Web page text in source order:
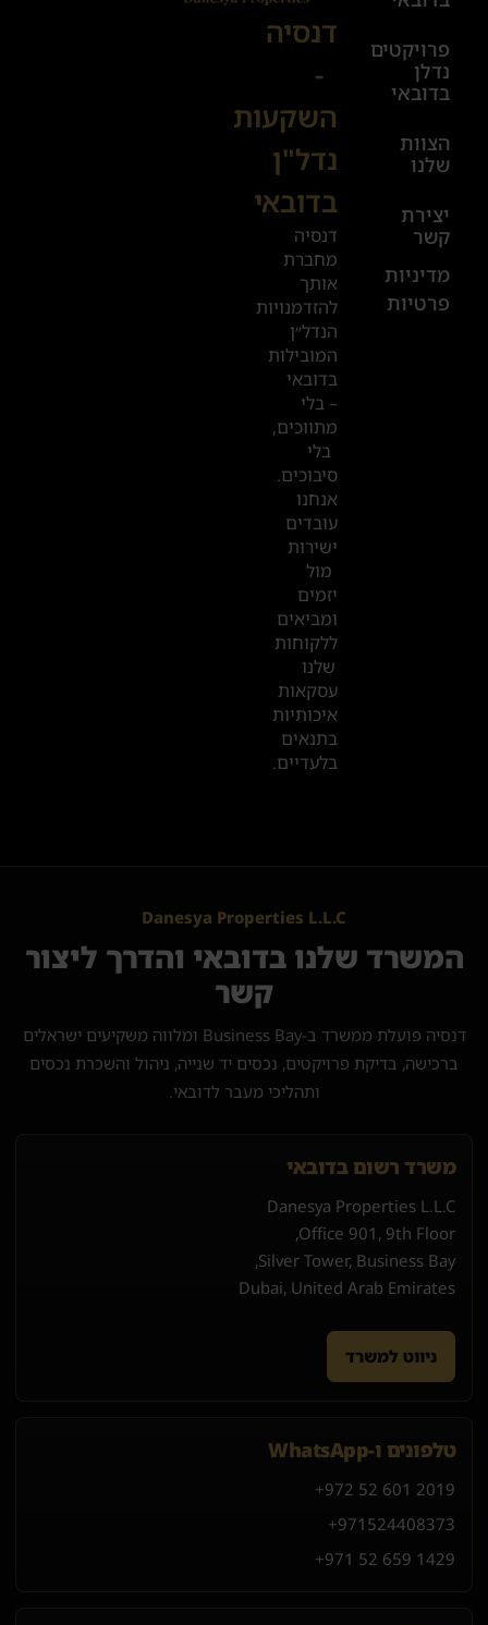
פרויקטים
נדלן
בדובאי
הצוות
שלנו
יצירת
קשר
מדיניות
פרטיות
08:00-
00:00
יום ו׳
08:00-
17:00
+972
52
601
2019
המשרדים
שלנו
בדובאי
דנסיה
-
השקעות
נדל"ן
בדובאי
דנסיה
מחברת
אותך
להזדמנויות
הנדל״ן
המובילות
בדובאי
– בלי
מתווכים,
בלי
סיבוכים.
אנחנו
עובדים
ישירות
מול
יזמים
ומביאים
ללקוחות
שלנו
עסקאות
איכותיות
בתנאים
בלעדיים.
Danesya Properties L.L.C
המשרד שלנו בדובאי והדרך ליצור
קשר
דנסיה פועלת ממשרד ב-Business Bay ומלווה משקיעים ישראלים
ברכישה, בדיקת פרויקטים, נכסים יד שנייה, ניהול והשכרת נכסים
ותהליכי מעבר לדובאי.
משרד רשום בדובאי
Danesya Properties L.L.C
Office 901, 9th Floor,
Silver Tower, Business Bay,
Dubai, United Arab Emirates
ניווט למשרד
טלפונים ו-WhatsApp
+972 52 601 2019
+971 524408373
+971 52 659 1429